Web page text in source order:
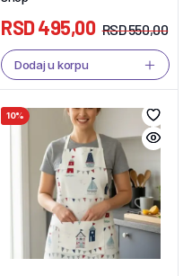
RSD550,00
RSD495,00
Dodaj u korpu
10%